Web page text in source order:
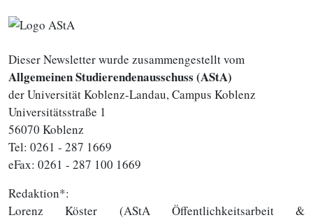
Dieser Newsletter wurde zusammengestellt vom
Allgemeinen Studierendenausschuss (AStA)
der Universität Koblenz-Landau, Campus Koblenz
Universitätsstraße 1
56070 Koblenz
Tel: 0261 - 287 1669
eFax: 0261 - 287 100 1669
Redaktion*:
Lorenz Köster (AStA Öffentlichkeitsarbeit &